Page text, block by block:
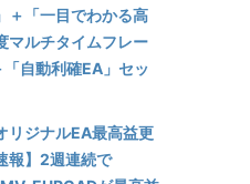
＋「一目でわかる高
マルチタイムフレー
自動利確EA」セッ
リジナルEA最高益更
報】2週連続で